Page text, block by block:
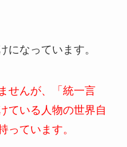
になっています。
せんが、「統一言
ている人物の世界自
っています。